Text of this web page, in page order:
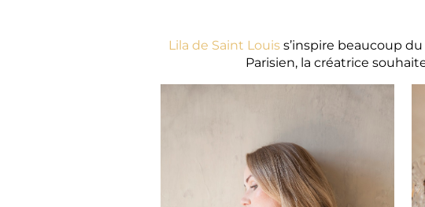
Lila de Saint Louiss’inspire beaucoup
Parisien, la créatrice